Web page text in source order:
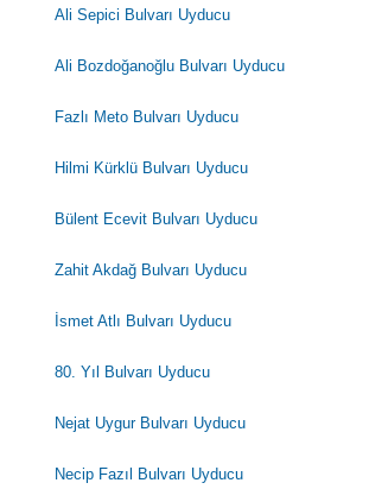
Ali Sepici Bulvarı Uyducu
Ali Bozdoğanoğlu Bulvarı Uyducu
Fazlı Meto Bulvarı Uyducu
Hilmi Kürklü Bulvarı Uyducu
Bülent Ecevit Bulvarı Uyducu
Zahit Akdağ Bulvarı Uyducu
İsmet Atlı Bulvarı Uyducu
80. Yıl Bulvarı Uyducu
Nejat Uygur Bulvarı Uyducu
Necip Fazıl Bulvarı Uyducu